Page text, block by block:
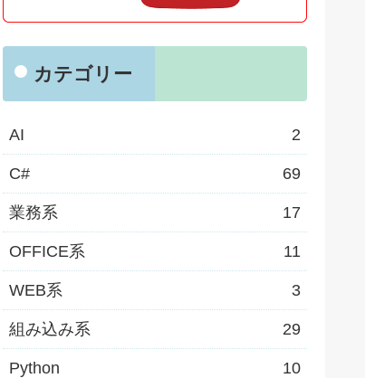
カテゴリー
AI 2
C# 69
業務系 17
OFFICE系 11
WEB系 3
組み込み系 29
Python 10